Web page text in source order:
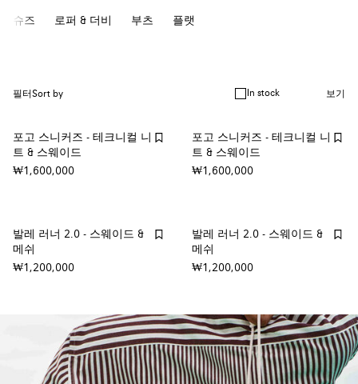
슈즈 로퍼 & 더비 부츠 플랫
필터Sort by In stock 보기
포고 스니커즈 - 테크니컬 니
트 & 스웨이드
₩1,600,000
포고 스니커즈 - 테크니컬 니
트 & 스웨이드
₩1,600,000
발레 러너 2.0 - 스웨이드 &
메쉬
₩1,200,000
발레 러너 2.0 - 스웨이드 &
메쉬
₩1,200,000